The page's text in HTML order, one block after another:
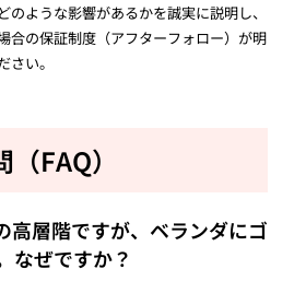
のような影響があるかを誠実に説明し、
合の保証制度（アフターフォロー）が明
い。
FAQ）
高層階ですが、ベランダにゴ
なぜですか？